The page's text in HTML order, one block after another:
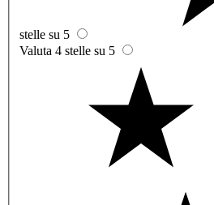
stelle su 5
Valuta 4 stelle su 5